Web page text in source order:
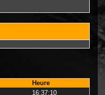
Heure
16:37:10